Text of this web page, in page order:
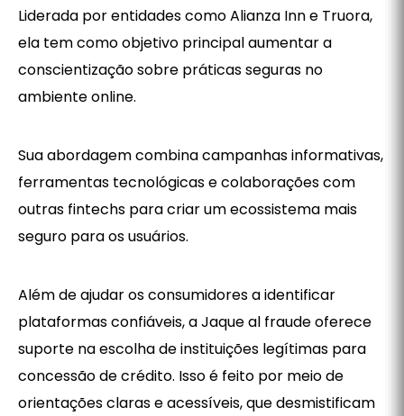
Liderada por entidades como Alianza Inn e Truora,
ela tem como objetivo principal aumentar a
conscientização sobre práticas seguras no
ambiente online.
Sua abordagem combina campanhas informativas,
ferramentas tecnológicas e colaborações com
outras fintechs para criar um ecossistema mais
seguro para os usuários.
Além de ajudar os consumidores a identificar
plataformas confiáveis, a Jaque al fraude oferece
suporte na escolha de instituições legítimas para
concessão de crédito. Isso é feito por meio de
orientações claras e acessíveis, que desmistificam